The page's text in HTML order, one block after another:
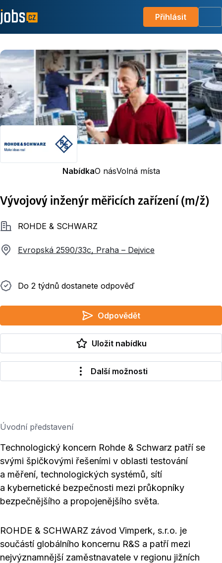
Přihlásit
NabídkaO násVolná místa
Vývojový inženýr měřicích zařízení (m/ž)
SpolečnostROHDE & SCHWARZ
Evropská 2590/33c, Praha – Dejvice
Do 2 týdnů dostanete odpověď
Do 2 týdnů dostanete odpověď
Odpovědět
Uložit nabídku
Další možnosti
Úvodní představení
Technologický koncern Rohde & Schwarz patří se
svými špičkovými řešeními v oblasti testování
a měření, technologických systémů, sítí
a kybernetické bezpečnosti mezi průkopníky
bezpečnějšího a propojenějšího světa.
ROHDE & SCHWARZ závod Vimperk, s.r.o. je
součástí globálního koncernu R&S a patří mezi
nejvýznamnější zaměstnavatele v regionu jižních